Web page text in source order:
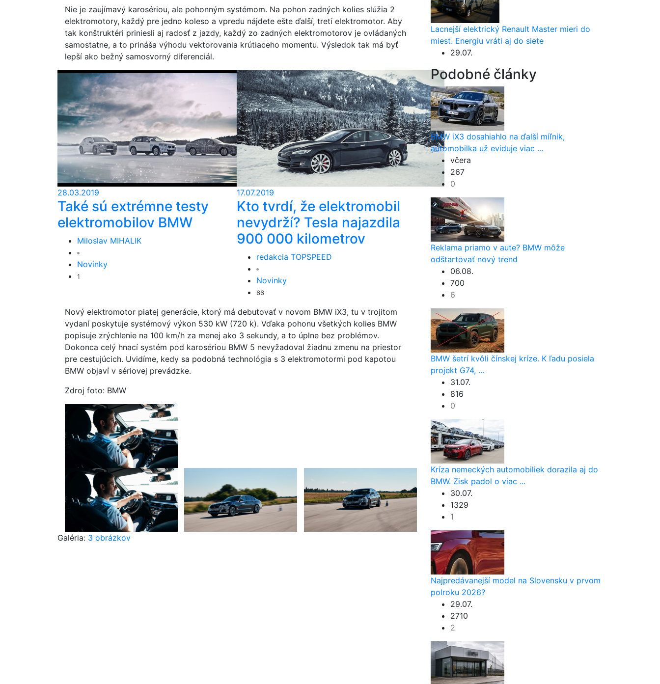
Nie je zaujímavý karosériou, ale pohonným systémom. Na pohon zadných kolies slúžia 2
elektromotory, každý pre jedno koleso a vpredu nájdete ešte ďalší, tretí elektromotor. Aby
tak konštruktéri priniesli aj radosť z jazdy, každý zo zadných elektromotorov je ovládaných
samostatne, a to prináša výhodu vektorovania krútiaceho momentu. Výsledok tak má byť
lepší ako bežný samosvorný diferenciál.
28.03.2019
Také sú extrémne testy
elektromobilov BMW
Miloslav MIHALIK
Novinky
1
17.07.2019
Kto tvrdí, že elektromobil
nevydrží? Tesla najazdila
900 000 kilometrov
redakcia TOPSPEED
Novinky
66
Nový elektromotor piatej generácie, ktorý má debutovať v novom BMW iX3, tu v trojitom
vydaní poskytuje systémový výkon 530 kW (720 k). Vďaka pohonu všetkých kolies BMW
popisuje zrýchlenie na 100 km/h za menej ako 3 sekundy, a to úplne bez problémov.
Dokonca celý hnací systém pod karosériou BMW 5 nevyžadoval žiadnu zmenu na priestor
pre cestujúcich. Uvidíme, kedy sa podobná technológia s 3 elektromotormi pod kapotou
BMW objaví v sériovej prevádzke.
Zdroj foto: BMW
Galéria: 3 obrázkov
Lacnejší elektrický Renault Master mieri do
miest. Energiu vráti aj do siete
29.07.
Podobné články
BMW iX3 dosahiahlo na ďalší míľnik,
automobilka už eviduje viac ...
včera
267
0
Reklama priamo v aute? BMW môže
odštartovať nový trend
06.08.
700
6
BMW šetrí kvôli čínskej kríze. K ľadu posiela
projekt G74, ...
31.07.
816
0
Kríza nemeckých automobiliek dorazila aj do
BMW. Zisk padol o viac ...
30.07.
1329
1
Najpredávanejší model na Slovensku v prvom
polroku 2026?
29.07.
2710
2